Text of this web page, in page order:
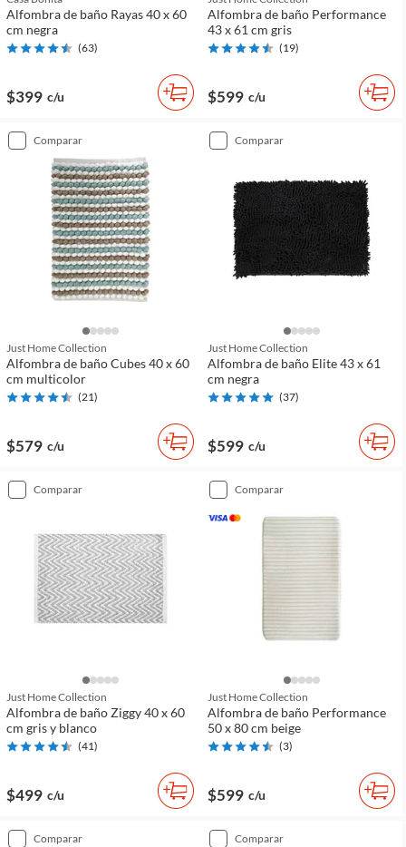
Alfombra de baño Rayas 40 x 60
cm negra
(63)
$399 c/u
Alfombra de baño Performance
43 x 61 cm gris
(19)
$599 c/u
comparar
Just Home Collection
Alfombra de baño Cubes 40 x 60
cm multicolor
(21)
$579 c/u
comparar
Just Home Collection
Alfombra de baño Elite 43 x 61
cm negra
(37)
$599 c/u
comparar
Just Home Collection
Alfombra de baño Ziggy 40 x 60
cm gris y blanco
(41)
$499 c/u
comparar
Just Home Collection
Alfombra de baño Performance
50 x 80 cm beige
(3)
$599 c/u
comparar comparar